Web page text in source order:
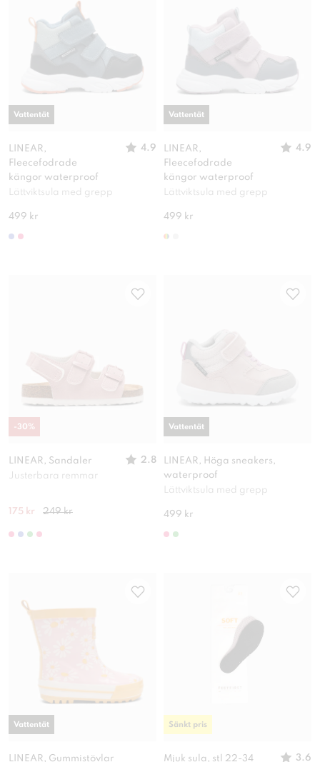
LINEAR,
Fleecefodrade
kängor waterproof
4.9
Lättviktsula med grepp
499 kr
Vattentät
LINEAR,
Fleecefodrade
kängor waterproof
4.9
Lättviktsula med grepp
499 kr
Vattentät
LINEAR, Sandaler
2.8
Justerbara remmar
175 kr 249 kr
-30%
LINEAR, Höga sneakers,
waterproof
Lättviktsula med grepp
499 kr
Vattentät
LINEAR, Gummistövlar
Vattentät
Mjuk sula, stl 22-34
3.6
Sänkt pris